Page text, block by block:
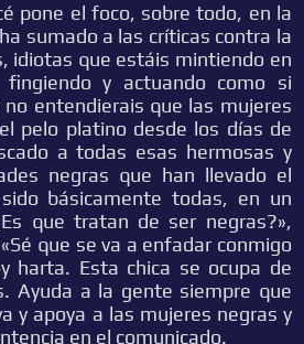
pone el foco, sobre todo, en la
sumado a las críticas contra la
idiotas que estáis mintiendo en
fingiendo y actuando como si
entendierais que las mujeres
pelo platino desde los días de
a todas esas hermosas y
negras que han llevado el
básicamente todas, en un
que tratan de ser negras?»,
que se va a enfadar conmigo
harta. Esta chica se ocupa de
Ayuda a la gente siempre que
y apoya a las mujeres negras y
en el comunicado.